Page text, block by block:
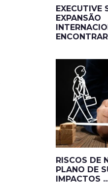
EXECUTIVE
EXPANSÃO
RISCOS DE
PLANO DE
IMPACTOS